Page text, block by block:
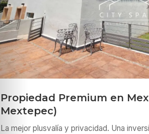
Propiedad Premium en
Mextepec)
La mejor plusvalía y privacidad. Una